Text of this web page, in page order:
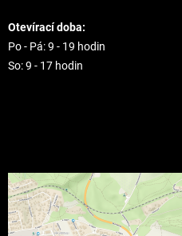
Otevírací doba:
Po - Pá: 9 - 19 hodin
So: 9 - 17 hodin